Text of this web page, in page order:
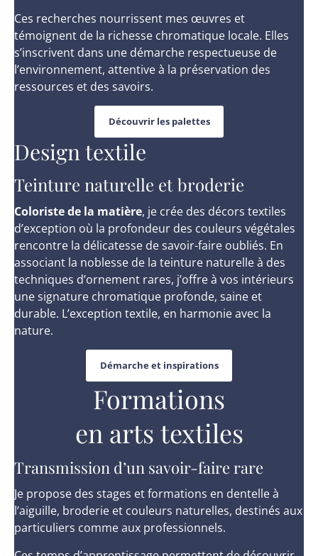
Ces recherches nourrissent mes œuvres et
témoignent de la richesse chromatique locale. Elles
s’inscrivent dans une démarche respectueuse de
l’environnement, attentive à la préservation des
ressources et des savoirs.
Découvrir les palettes
Design textile
Teinture naturelle et broderie
Coloriste de la matière, je crée des décors textiles
d’exception où la profondeur des couleurs végétales
rencontre la délicatesse de savoir-faire oubliés. En
associant la noblesse de la teinture naturelle à des
techniques d’ornement rares, j’offre à vos intérieurs
une signature chromatique profonde, saine et
durable. L’exception textile, en harmonie avec la
nature.
Démarche et inspirations
Formations
en arts textiles
Transmission d’un savoir-faire rare
Je propose des stages et formations en dentelle à
l’aiguille, broderie et couleurs naturelles, destinés aux
particuliers comme aux professionnels.